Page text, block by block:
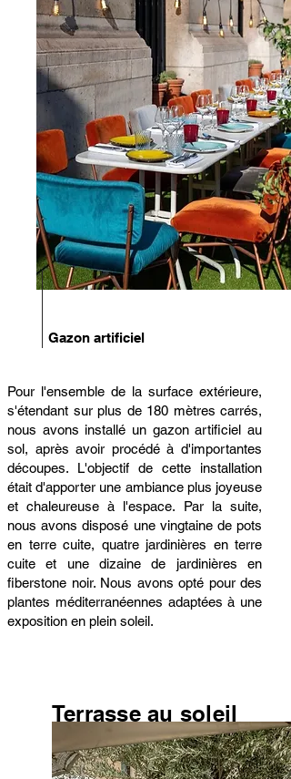
Gazon artificiel
Pour l'ensemble de la surface extérieure,
s'étendant sur plus de 180 mètres carrés,
nous avons installé un gazon artificiel au
sol, après avoir procédé à d'importantes
découpes. L'objectif de cette installation
était d'apporter une ambiance plus joyeuse
et chaleureuse à l'espace. Par la suite,
nous avons disposé une vingtaine de pots
en terre cuite, quatre jardinières en terre
cuite et une dizaine de jardinières en
fiberstone noir. Nous avons opté pour des
plantes méditerranéennes adaptées à une
exposition en plein soleil.
Terrasse au soleil